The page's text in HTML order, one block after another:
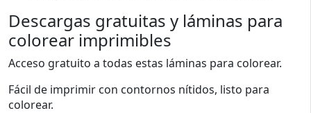
Descargas gratuitas y láminas para
colorear imprimibles
Acceso gratuito a todas estas láminas para colorear.
Fácil de imprimir con contornos nítidos, listo para
colorear.